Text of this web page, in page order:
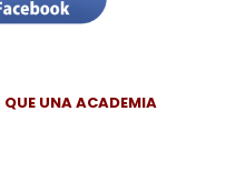
UNA ACADEMIA